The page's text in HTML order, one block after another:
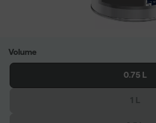
Volume
0.75 L